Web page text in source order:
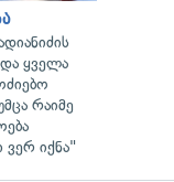
ყველა
რაიმე
იქნა"